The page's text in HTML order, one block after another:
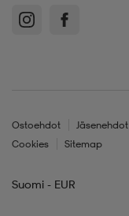
Ostoehdot Jäsenehdot
Cookies
Sitemap
Suomi - EUR